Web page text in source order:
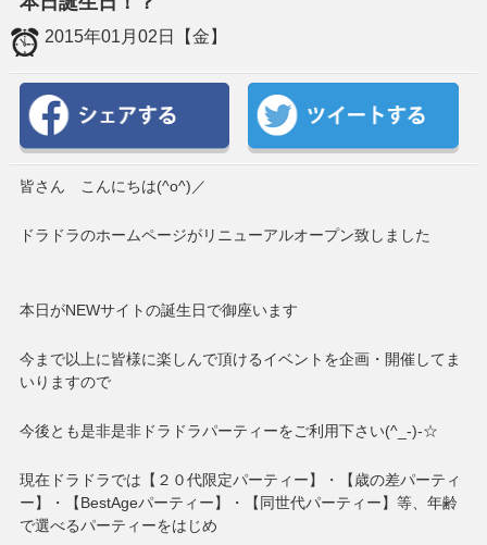
2015年01月02日【金】
皆さん こんにちは(^o^)／
ドラドラのホームページがリニューアルオープン致しました
本日がNEWサイトの誕生日で御座います
今まで以上に皆様に楽しんで頂けるイベントを企画・開催してま
いりますので
今後とも是非是非ドラドラパーティーをご利用下さい(^_-)-☆
現在ドラドラでは【２０代限定パーティー】・【歳の差パーティ
ー】・【BestAgeパーティー】・【同世代パーティー】等、年齢
で選べるパーティーをはじめ